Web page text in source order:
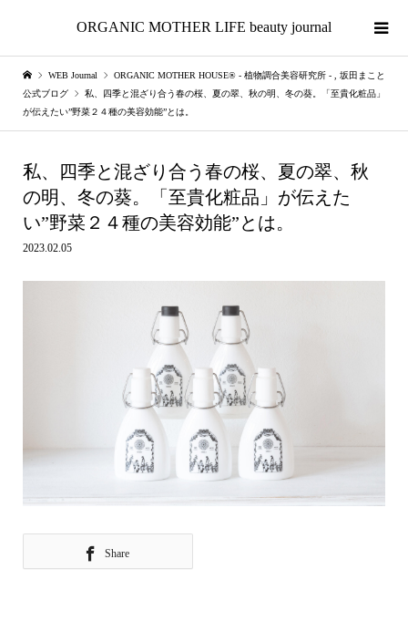
ORGANIC MOTHER LIFE beauty journal
WEB Journal ORGANIC MOTHER HOUSE®︎ - 植物調合美容研究所 -
坂田まこと
公式ブログ
私、四季と混ざり合う春の桜、夏の翠、秋の明、冬の葵。「至貴化粧品」
が伝えたい”野菜２４種の美容効能”とは。
私、四季と混ざり合う春の桜、夏の翠、秋
の明、冬の葵。「至貴化粧品」が伝えた
い”野菜２４種の美容効能”とは。
2023.02.05
Share